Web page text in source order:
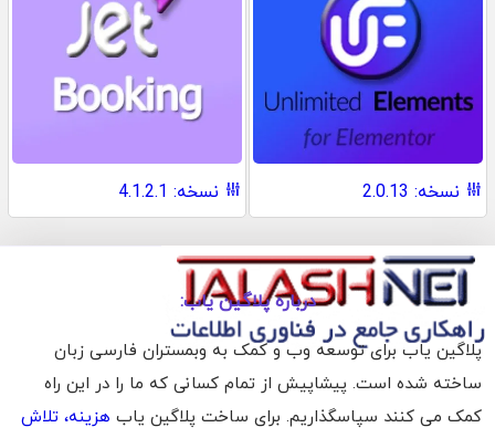
نسخه: 2.0.13 نسخه: 4.1.2.1
درباره پلاگین یاب:
پلاگین یاب برای توسعه وب و کمک به وبمستران فارسی زبان
ساخته شده است. پیشاپیش از تمام کسانی که ما را در این راه
کمک می کنند سپاسگذاریم. برای ساخت پلاگین یاب هزینه، تلاش